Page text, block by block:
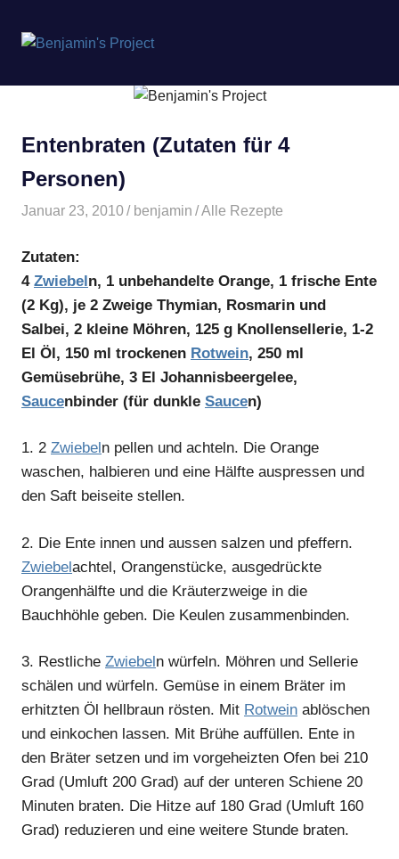
springen
Project
Entenbraten (Zutaten für 4
Personen)
Januar 23, 2010 benjamin Alle Rezepte
Zutaten:
4 Zwiebeln, 1 unbehandelte Orange, 1 frische Ente
(2 Kg), je 2 Zweige Thymian, Rosmarin und
Salbei, 2 kleine Möhren, 125 g Knollensellerie, 1-2
El Öl, 150 ml trockenen Rotwein, 250 ml
Gemüsebrühe, 3 El Johannisbeergelee,
Saucenbinder (für dunkle Saucen)
1. 2 Zwiebeln pellen und achteln. Die Orange
waschen, halbieren und eine Hälfte auspressen und
den Saft beiseite stellen.
2. Die Ente innen und aussen salzen und pfeffern.
Zwiebelachtel, Orangenstücke, ausgedrückte
Orangenhälfte und die Kräuterzweige in die
Bauchhöhle geben. Die Keulen zusammenbinden.
3. Restliche Zwiebeln würfeln. Möhren und Sellerie
schälen und würfeln. Gemüse in einem Bräter im
erhitzten Öl hellbraun rösten. Mit Rotwein ablöschen
und einkochen lassen. Mit Brühe auffüllen. Ente in
den Bräter setzen und im vorgeheizten Ofen bei 210
Grad (Umluft 200 Grad) auf der unteren Schiene 20
Minuten braten. Die Hitze auf 180 Grad (Umluft 160
Grad) reduzieren und eine weitere Stunde braten.